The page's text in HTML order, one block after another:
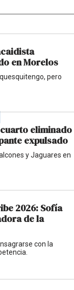
en Morelos
pero
eliminado
expulsado
y Jaguares en
2026: Sofía
de la
con la